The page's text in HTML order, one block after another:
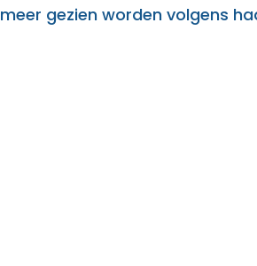
meer gezien worden volgens